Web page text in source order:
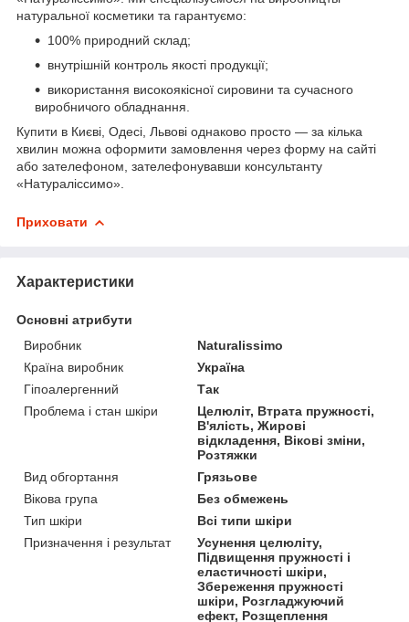
натуральної косметики та гарантуємо:
100% природний склад;
внутрішній контроль якості продукції;
використання високоякісної сировини та сучасного
виробничого обладнання.
Купити в Києві, Одесі, Львові однаково просто — за кілька
хвилин можна оформити замовлення через форму на сайті
або зателефоном, зателефонувавши консультанту
«Натураліссимо».
Приховати
Характеристики
Основні атрибути
Виробник
Naturalissimo
Країна виробник
Україна
Гіпоалергенний
Так
Проблема і стан шкіри
Целюліт, Втрата пружності,
В'ялість, Жирові
відкладення, Вікові зміни,
Розтяжки
Вид обгортання
Грязьове
Вікова група
Без обмежень
Тип шкіри
Всі типи шкіри
Призначення і результат
Усунення целюліту,
Підвищення пружності і
еластичності шкіри,
Збереження пружності
шкіри, Розгладжуючий
ефект, Розщеплення